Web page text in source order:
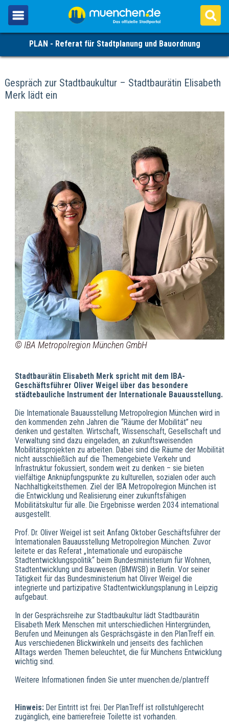
PLAN - Referat für Stadtplanung und Bauordnung
Gespräch zur Stadtbaukultur – Stadtbaurätin Elisabeth
Merk lädt ein
© IBA Metropolregion München GmbH
Stadtbaurätin Elisabeth Merk spricht mit dem IBA-
Geschäftsführer Oliver Weigel über das besondere
städtebauliche Instrument der Internationale Bauausstellung.
Die Internationale Bauausstellung Metropolregion München wird in
den kommenden zehn Jahren die “Räume der Mobilität” neu
denken und gestalten. Wirtschaft, Wissenschaft, Gesellschaft und
Verwaltung sind dazu eingeladen, an zukunftsweisenden
Mobilitätsprojekten zu arbeiten. Dabei sind die Räume der Mobilität
nicht ausschließlich auf die Themengebiete Verkehr und
Infrastruktur fokussiert, sondern weit zu denken – sie bieten
vielfältige Anknüpfungspunkte zu kulturellen, sozialen oder auch
Nachhaltigkeitsthemen. Ziel der IBA Metropolregion München ist
die Entwicklung und Realisierung einer zukunftsfähigen
Mobilitätskultur für alle. Die Ergebnisse werden 2034 international
ausgestellt.
Prof. Dr. Oliver Weigel ist seit Anfang Oktober Geschäftsführer der
Internationalen Bauausstellung Metropolregion München. Zuvor
leitete er das Referat „Internationale und europäische
Stadtentwicklungspolitik“ beim Bundesministerium für Wohnen,
Stadtentwicklung und Bauwesen (BMWSB) in Berlin. Vor seiner
Tätigkeit für das Bundesministerium hat Oliver Weigel die
integrierte und partizipative Stadtentwicklungsplanung in Leipzig
aufgebaut.
In der Gesprächsreihe zur Stadtbaukultur lädt Stadtbaurätin
Elisabeth Merk Menschen mit unterschiedlichen Hintergründen,
Berufen und Meinungen als Gesprächsgäste in den PlanTreff ein.
Aus verschiedenen Blickwinkeln und jenseits des fachlichen
Alltags werden Themen beleuchtet, die für Münchens Entwicklung
wichtig sind.
Weitere Informationen finden Sie unter muenchen.de/plantreff
Hinweis: Der Eintritt ist frei. Der PlanTreff ist rollstuhlgerecht
zugänglich, eine barrierefreie Toilette ist vorhanden.